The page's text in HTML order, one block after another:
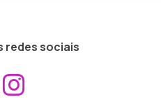
redes sociais
Aceder ao